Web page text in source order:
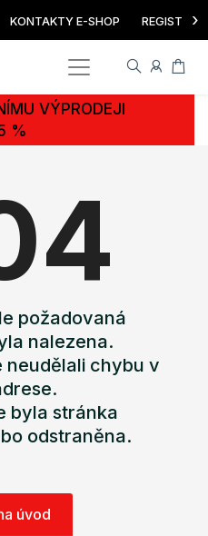
KONTAKTY E-SHOP ›
VÝPRODEJI
%
požadovaná
nalezena.
neudělali chybu v
byla stránka
odstraněna.
úvod